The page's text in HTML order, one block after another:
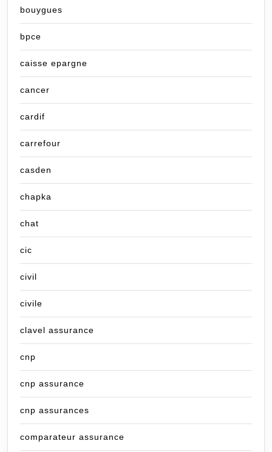
bouygues
bpce
caisse epargne
cancer
cardif
carrefour
casden
chapka
chat
cic
civil
civile
clavel assurance
cnp
cnp assurance
cnp assurances
comparateur assurance